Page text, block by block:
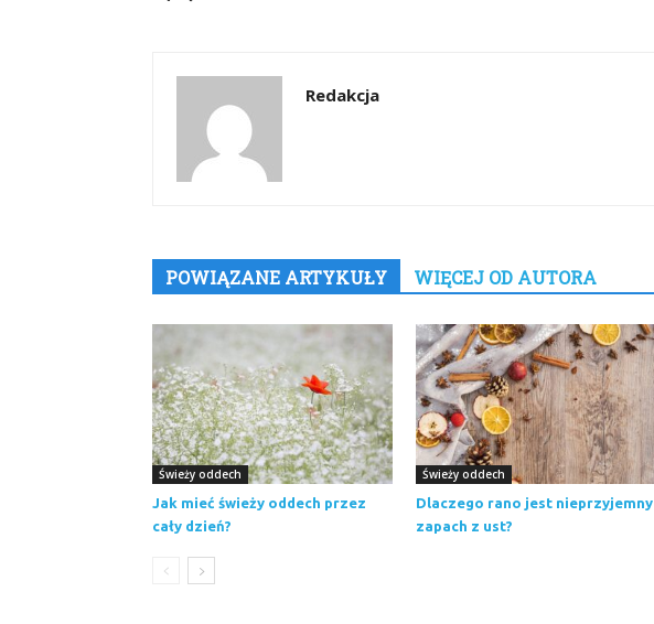
Redakcja
POWIĄZANE ARTYKUŁY WIĘCEJ OD AUTORA
Świeży oddech
Jak mieć świeży oddech przez
cały dzień?
Świeży oddech
Dlaczego rano jest nieprzyjemny
zapach z ust?